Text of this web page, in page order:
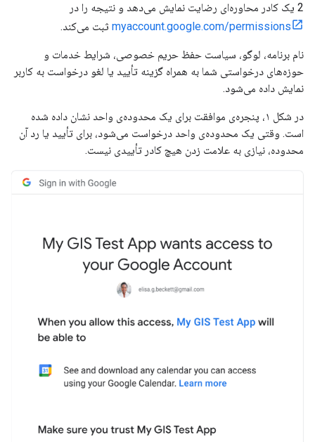
2 یک کادر محاوره‌ای رضایت نمایش می‌دهد و نتیجه را در
myaccount.google.com/permissions ثبت می‌کند.
نام برنامه، لوگو، سیاست حفظ حریم خصوصی، شرایط خدمات و
حوزه‌های درخواستی شما به همراه گزینه تأیید یا لغو درخواست به کاربر
نمایش داده می‌شود.
در شکل ۱، پنجره‌ی موافقت برای یک محدوده‌ی واحد نشان داده شده
است. وقتی یک محدوده‌ی واحد درخواست می‌شود، برای تأیید یا رد آن
محدوده، نیازی به علامت زدن هیچ کادر تأییدی نیست.